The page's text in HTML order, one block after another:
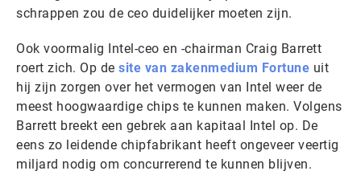
schrappen zou de ceo duidelijker moeten zijn.
Ook voormalig Intel-ceo en -chairman Craig Barrett
roert zich. Op de site van zakenmedium Fortune uit
hij zijn zorgen over het vermogen van Intel weer de
meest hoogwaardige chips te kunnen maken. Volgens
Barrett breekt een gebrek aan kapitaal Intel op. De
eens zo leidende chipfabrikant heeft ongeveer veertig
miljard nodig om concurrerend te kunnen blijven.